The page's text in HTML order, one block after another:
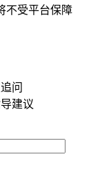
不受平台保障
问
建议